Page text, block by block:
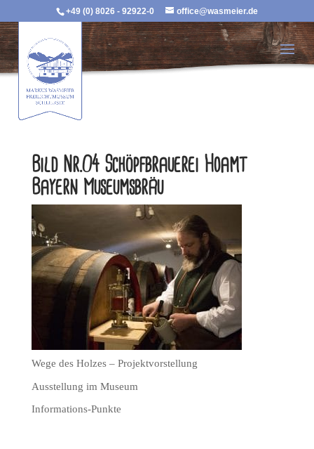
+49 (0) 8026 - 92922-0 office@wasmeier.de
Bild Nr.04 Schöpfbrauerei Hoamt
Bayern Museumsbräu
Wege des Holzes – Projektvorstellung
Ausstellung im Museum
Informations-Punkte